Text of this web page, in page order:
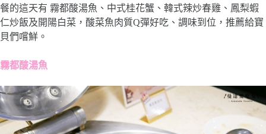
餐的這天有 霧都酸湯魚、中式桂花蟹、韓式辣炒春雞、鳳梨蝦
仁炒飯及開陽白菜，酸菜魚肉質Q彈好吃、調味到位，推薦給寶
貝們嚐鮮。
霧都酸湯魚